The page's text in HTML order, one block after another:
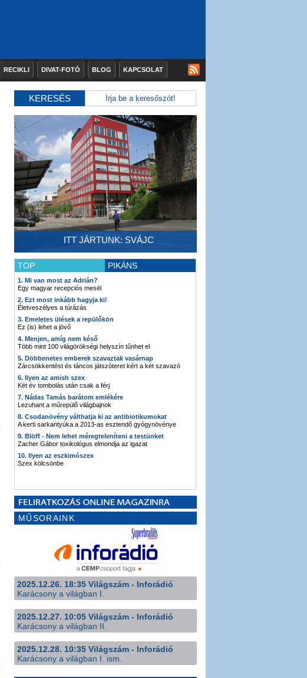
RECIKLI DIVAT-FOTÓ BLOG KAPCSOLAT
KERESÉS
ITT JÁRTUNK: SVÁJC
TOP PIKÁNS
1. Mi van most az Adrián?
Egy magyar recepciós mesél
2. Ezt most inkább hagyja ki!
Életveszélyes a túrázás
3. Emeletes ülések a repülőkön
Ez (is) lehet a jövő
4. Menjen, amíg nem késő
Több mint 100 világörökségi helyszín tűnhet el
5. Döbbenetes emberek szavaztak vasárnap
Zárcsökkentést és táncos játszóteret kért a két szavazó
6. Ilyen az amish szex
Két év tombolás után csak a férj
7. Nádas Tamás barátom emlékére
Lezuhant a műrepülő világbajnok
8. Csodanövény válthatja ki az antibiotikumokat
A kerti sarkantyúka a 2013-as esztendő gyógynövénye
9. Blöff - Nem lehet méregteleníteni a testünket
Zacher Gábor toxikológus elmondja az igazat
10. Ilyen az eszkimószex
Szex kölcsönbe
MŰSORAINK
2025.12.26. 18:35 Világszám - Inforádió
Karácsony a világban I.
2025.12.27. 10:05 Világszám - Inforádió
Karácsony a világban II.
2025.12.28. 10:35 Világszám - Inforádió
Karácsony a világban I. ism.